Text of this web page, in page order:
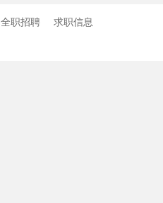
全职招聘
求职信息